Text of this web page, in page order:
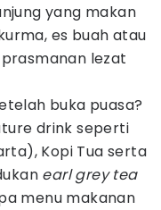
yang makan
es buah atau
lezat
buka puasa?
drink seperti
Kopi Tua serta
earl grey tea
menu makanan